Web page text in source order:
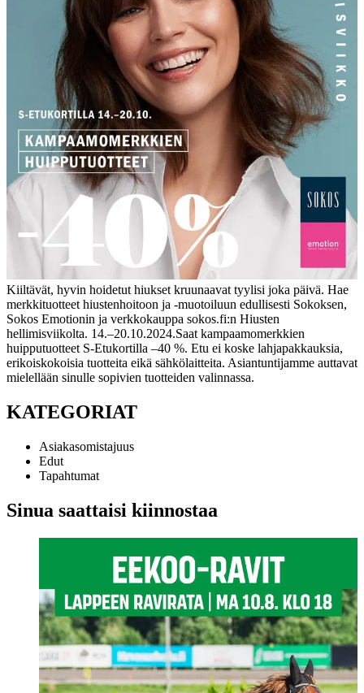
Kiiltävät, hyvin hoidetut hiukset kruunaavat tyylisi joka päivä. Hae
merkkituotteet hiustenhoitoon ja -muotoiluun edullisesti Sokoksen,
Sokos Emotionin ja verkkokauppa sokos.fi:n Hiusten
hellimisviikolta. 14.–20.10.2024.Saat kampaamomerkkien
huipputuotteet S-Etukortilla –40 %. Etu ei koske lahjapakkauksia,
erikoiskokoisia tuotteita eikä sähkölaitteita. Asiantuntijamme auttavat
mielellään sinulle sopivien tuotteiden valinnassa.
KATEGORIAT
Asiakasomistajuus
Edut
Tapahtumat
Sinua saattaisi kiinnostaa